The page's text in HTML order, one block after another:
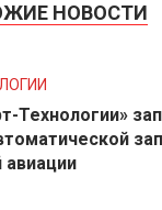
НОВОСТИ
Технологии»
авиации